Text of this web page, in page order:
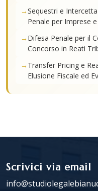
Sequestri e
Penale per Imprese
Difesa Penale per il
Concorso in Reati
Transfer Pricing e
Elusione Fiscale ed
Scrivici via email